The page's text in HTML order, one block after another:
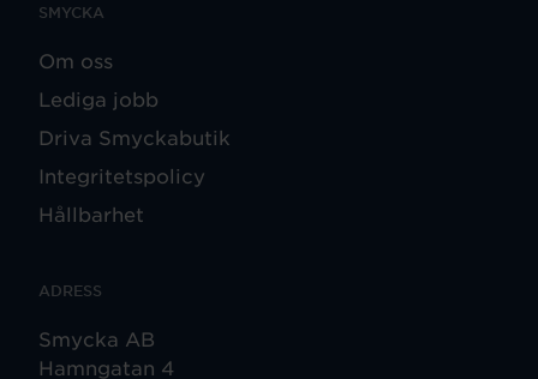
SMYCKA
Om oss
Lediga jobb
Driva Smyckabutik
Integritetspolicy
Hållbarhet
ADRESS
Smycka AB
Hamngatan 4